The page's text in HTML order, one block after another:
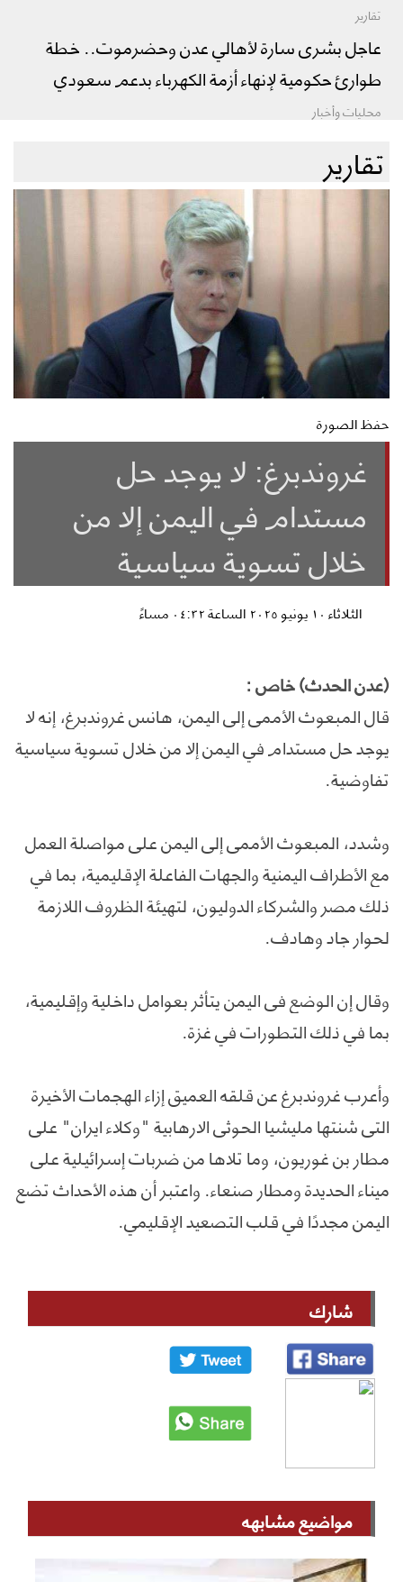
تقارير
عاجل بشرى سارة لأهالي عدن وحضرموت.. خطة
طوارئ حكومية لإنهاء أزمة الكهرباء بدعم سعودي
محليات وأخبار
تقارير
حفظ الصورة
غروندبرغ: لا يوجد حل
مستدام في اليمن إلا من
خلال تسوية سياسية
الثلاثاء ١٠ يونيو ٢٠٢٥ الساعة ٠٤:٣٢ مساءً
(عدن الحدث) خاص :
قال المبعوث الأممي إلى اليمن، هانس غروندبرغ، إنه لا
يوجد حل مستدام في اليمن إلا من خلال تسوية سياسية
تفاوضية.
وشدد، المبعوث الأممي إلى اليمن على مواصلة العمل
مع الأطراف اليمنية والجهات الفاعلة الإقليمية، بما في
ذلك مصر والشركاء الدوليون، لتهيئة الظروف اللازمة
لحوار جاد وهادف.
وقال إن الوضع في اليمن يتأثر بعوامل داخلية وإقليمية،
بما في ذلك التطورات في غزة.
وأعرب غروندبرغ عن قلقه العميق إزاء الهجمات الأخيرة
التي شنتها مليشيا الحوثي الارهابية "وكلاء ايران" على
مطار بن غوريون، وما تلاها من ضربات إسرائيلية على
ميناء الحديدة ومطار صنعاء. واعتبر أن هذه الأحداث تضع
اليمن مجددًا في قلب التصعيد الإقليمي.
شارك
مواضيع مشابهه